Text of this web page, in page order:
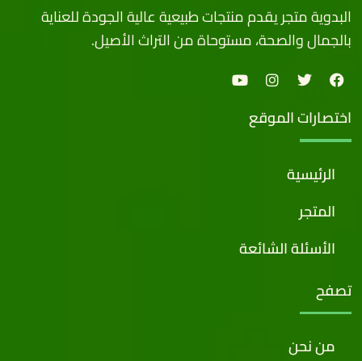
البدوية متجر يقدم منتجات طبيعية عالية الجودة للعناية
بالجمال والصحة، مستوحاة من التراث الأصيل.
اختصارات الموقع
الرئيسية
المتجر
الأسئلة الشائعة
تصفح
من نحن